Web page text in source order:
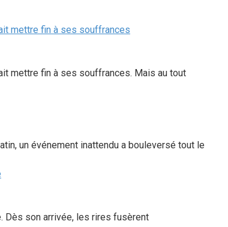
mettre fin à ses souffrances
mettre fin à ses souffrances. Mais au tout
un événement inattendu a bouleversé tout le
Dès son arrivée, les rires fusèrent